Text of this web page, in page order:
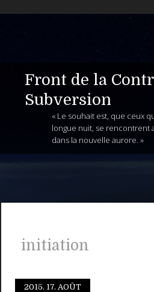
Front de la
Subversion
« Le souhait est, que ceux
longue nuit, se rencontrent
dans la nouvelle aurore. »
initiation
2015. 17. AOÛT